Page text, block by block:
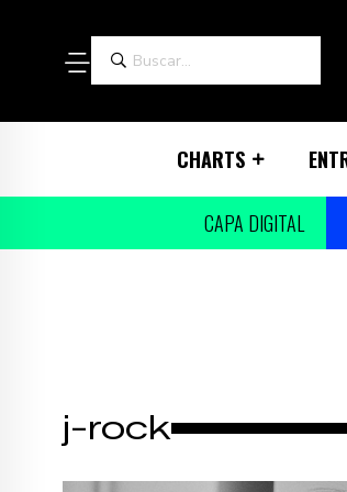
CHARTS
CAPA DIGITAL
j-rock